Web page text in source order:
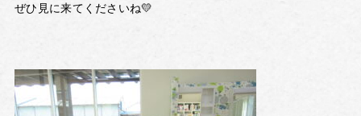
ぜひ見に来てくださいね💛